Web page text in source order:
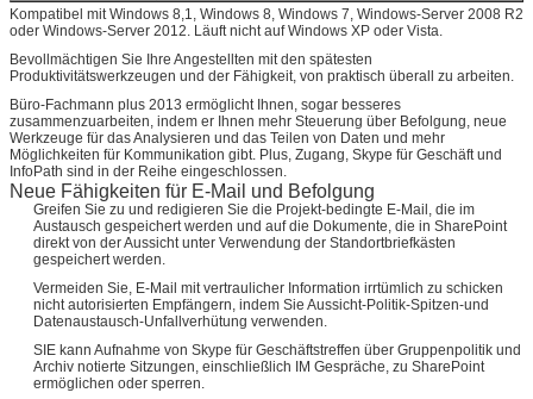
Kompatibel mit Windows 8,1, Windows 8, Windows 7, Windows-Server 2008 R2
oder Windows-Server 2012. Läuft nicht auf Windows XP oder Vista.
Bevollmächtigen Sie Ihre Angestellten mit den spätesten
Produktivitätswerkzeugen und der Fähigkeit, von praktisch überall zu arbeiten.
Büro-Fachmann plus 2013 ermöglicht Ihnen, sogar besseres
zusammenzuarbeiten, indem er Ihnen mehr Steuerung über Befolgung, neue
Werkzeuge für das Analysieren und das Teilen von Daten und mehr
Möglichkeiten für Kommunikation gibt. Plus, Zugang, Skype für Geschäft und
InfoPath sind in der Reihe eingeschlossen.
Neue Fähigkeiten für E-Mail und Befolgung
Greifen Sie zu und redigieren Sie die Projekt-bedingte E-Mail, die im
Austausch gespeichert werden und auf die Dokumente, die in SharePoint
direkt von der Aussicht unter Verwendung der Standortbriefkästen
gespeichert werden.
Vermeiden Sie, E-Mail mit vertraulicher Information irrtümlich zu schicken
nicht autorisierten Empfängern, indem Sie Aussicht-Politik-Spitzen-und
Datenaustausch-Unfallverhütung verwenden.
SIE kann Aufnahme von Skype für Geschäftstreffen über Gruppenpolitik und
Archiv notierte Sitzungen, einschließlich IM Gespräche, zu SharePoint
ermöglichen oder sperren.